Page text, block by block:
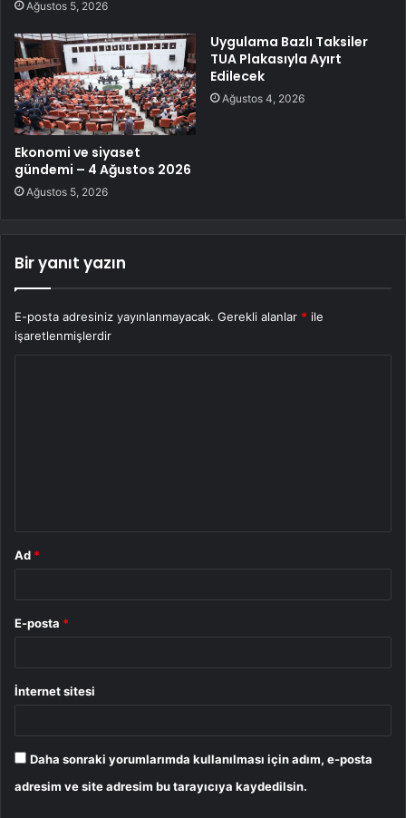
Ağustos 5, 2026
Ekonomi ve siyaset
gündemi – 4 Ağustos 2026
Ağustos 5, 2026
Uygulama Bazlı Taksiler
TUA Plakasıyla Ayırt
Edilecek
Ağustos 4, 2026
Bir yanıt yazın
E-posta adresiniz yayınlanmayacak. Gerekli alanlar * ile
işaretlenmişlerdir
Ad *
E-posta *
İnternet sitesi
Daha sonraki yorumlarımda kullanılması için adım, e-posta
adresim ve site adresim bu tarayıcıya kaydedilsin.